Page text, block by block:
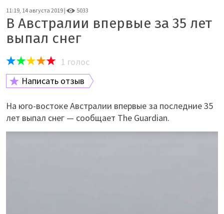
11:19, 14 августа 2019 | 5033
В Австралии впервые за 35 лет
выпал снег
1 голос
Написать отзыв
На юго-востоке Австралии впервые за последние 35
лет выпал снег — сообщает The Guardian.